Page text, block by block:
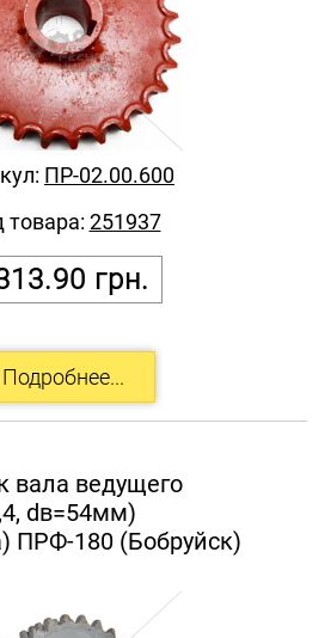
грн.
ПР-02.00.600
товара: 251937
вала ведущего
dв=54мм)
ПРФ-180 (Бобруйск)